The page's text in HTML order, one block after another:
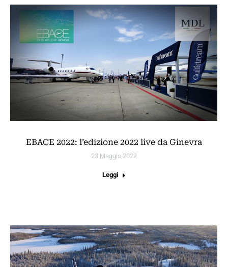
EBACE 2022: l’edizione 2022 live da Ginevra
23 Maggio 2022
Leggi